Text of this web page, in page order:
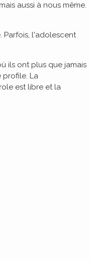
aussi à nous même.
Parfois, l'adolescent
ils ont plus que jamais
profile. La
est libre et la